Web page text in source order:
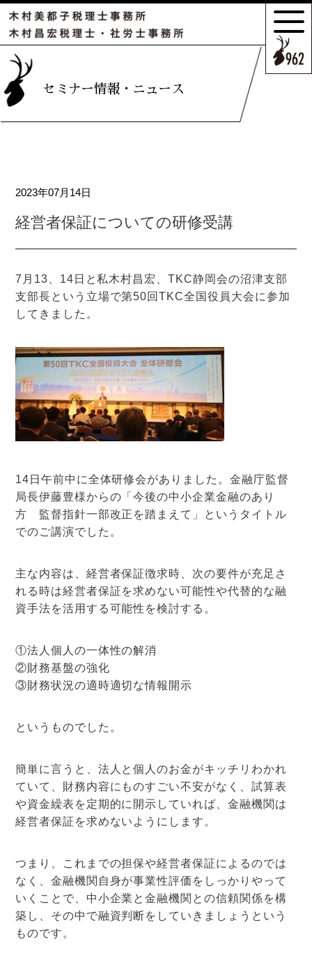
セミナー情報・ニュース
2023年07月14日
経営者保証についての研修受講
7月13、14日と私木村昌宏、TKC静岡会の沼津支部
支部長という立場で第50回TKC全国役員大会に参加
してきました。
14日午前中に全体研修会がありました。金融庁監督
局長伊藤豊様からの「今後の中小企業金融のあり
方 監督指針一部改正を踏まえて」というタイトル
でのご講演でした。
主な内容は、経営者保証徴求時、次の要件が充足さ
れる時は経営者保証を求めない可能性や代替的な融
資手法を活用する可能性を検討する。
①法人個人の一体性の解消
②財務基盤の強化
③財務状況の適時適切な情報開示
というものでした。
簡単に言うと、法人と個人のお金がキッチリわかれ
ていて、財務内容にものすごい不安がなく、試算表
や資金繰表を定期的に開示していれば、金融機関は
経営者保証を求めないようにします。
つまり、これまでの担保や経営者保証によるのでは
なく、金融機関自身が事業性評価をしっかりやって
いくことで、中小企業と金融機関との信頼関係を構
築し、その中で融資判断をしていきましょうという
ものです。
相続の
お電話・
お問合せフォーム